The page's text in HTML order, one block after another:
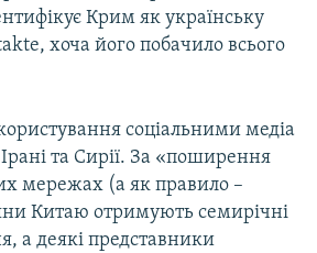
Крим як українську
хоча його побачило всього
соціальними медіа
та Сирії. За «поширення
мережах (а як правило –
Китаю отримують семирічні
а деякі представники